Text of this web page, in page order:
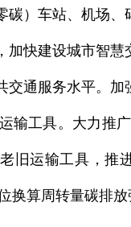
碳）车站、机场
加快建设城市智
交通服务水平。
工具。大力推
旧运输工具，推
换算周转量碳排